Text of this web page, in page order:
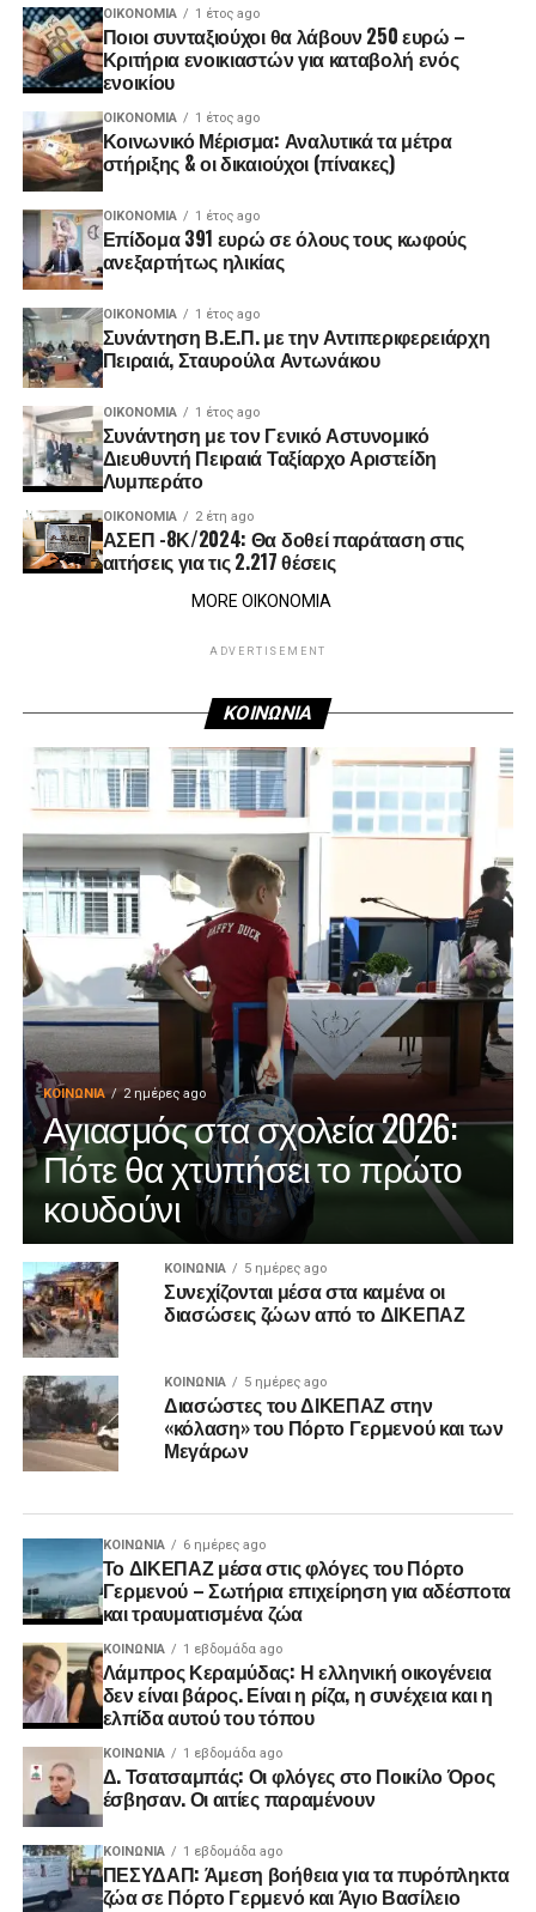
ΟΙΚΟΝΟΜΊΑ 1 έτος ago
Ποιοι συνταξιούχοι θα λάβουν 250 ευρώ –
Κριτήρια ενοικιαστών για καταβολή ενός
ενοικίου
ΟΙΚΟΝΟΜΊΑ 1 έτος ago
Κοινωνικό Μέρισμα: Αναλυτικά τα μέτρα
στήριξης & οι δικαιούχοι (πίνακες)
ΟΙΚΟΝΟΜΊΑ 1 έτος ago
Επίδομα 391 ευρώ σε όλους τους κωφούς
ανεξαρτήτως ηλικίας
ΟΙΚΟΝΟΜΊΑ 1 έτος ago
Συνάντηση Β.Ε.Π. με την Αντιπεριφερειάρχη
Πειραιά, Σταυρούλα Αντωνάκου
ΟΙΚΟΝΟΜΊΑ 1 έτος ago
Συνάντηση με τον Γενικό Αστυνομικό
Διευθυντή Πειραιά Ταξίαρχο Αριστείδη
Λυμπεράτο
ΟΙΚΟΝΟΜΊΑ 2 έτη ago
ΑΣΕΠ -8Κ/2024: Θα δοθεί παράταση στις
αιτήσεις για τις 2.217 θέσεις
MORE ΟΙΚΟΝΟΜΙΑ
ADVERTISEMENT
ΚΟΙΝΩΝΙΑ
ΚΟΙΝΩΝΊΑ 2 ημέρες ago
Αγιασμός στα σχολεία 2026:
Πότε θα χτυπήσει το πρώτο
κουδούνι
ΚΟΙΝΩΝΊΑ 5 ημέρες ago
Συνεχίζονται μέσα στα καμένα οι
διασώσεις ζώων από το ΔΙΚΕΠΑΖ
ΚΟΙΝΩΝΊΑ 5 ημέρες ago
Διασώστες του ΔΙΚΕΠΑΖ στην
«κόλαση» του Πόρτο Γερμενού και των
Μεγάρων
ΚΟΙΝΩΝΊΑ 6 ημέρες ago
Το ΔΙΚΕΠΑΖ μέσα στις φλόγες του Πόρτο
Γερμενού – Σωτήρια επιχείρηση για αδέσποτα
και τραυματισμένα ζώα
ΚΟΙΝΩΝΊΑ 1 εβδομάδα ago
Λάμπρος Κεραμύδας: Η ελληνική οικογένεια
δεν είναι βάρος. Είναι η ρίζα, η συνέχεια και η
ελπίδα αυτού του τόπου
ΚΟΙΝΩΝΊΑ 1 εβδομάδα ago
Δ. Τσατσαμπάς: Οι φλόγες στο Ποικίλο Όρος
έσβησαν. Οι αιτίες παραμένουν
ΚΟΙΝΩΝΊΑ 1 εβδομάδα ago
ΠΕΣΥΔΑΠ: Άμεση βοήθεια για τα πυρόπληκτα
ζώα σε Πόρτο Γερμενό και Άγιο Βασίλειο